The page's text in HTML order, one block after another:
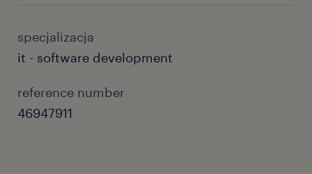
specjalizacja
it - software development
reference number
46947911